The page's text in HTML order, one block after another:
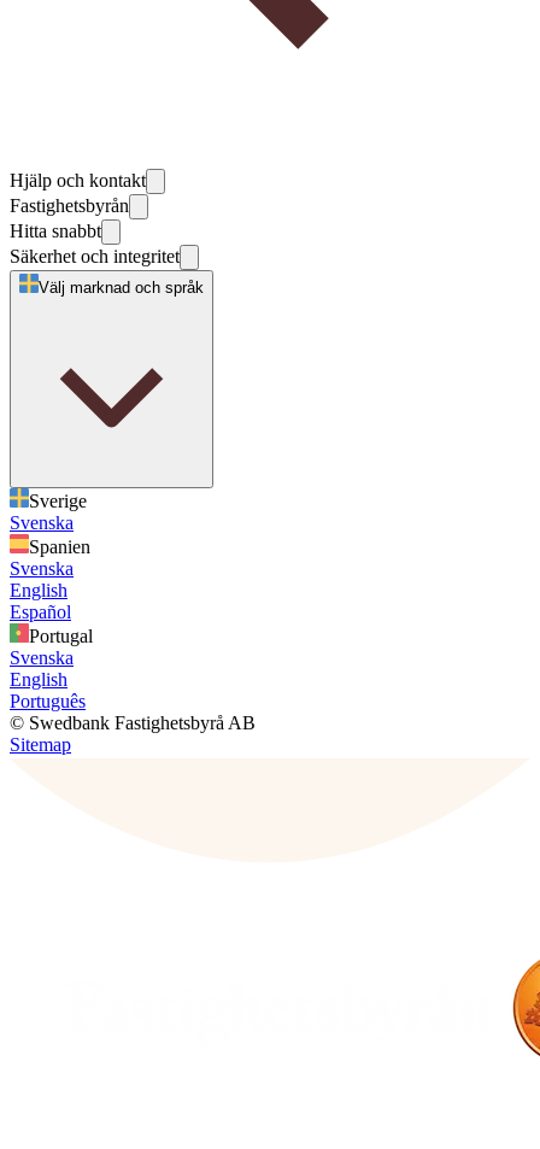
Hjälp och kontakt
Fastighetsbyrån
Hitta snabbt
Säkerhet och integritet
Välj marknad och språk
Sverige
Svenska
Spanien
Svenska
English
Español
Portugal
Svenska
English
Português
© Swedbank Fastighetsbyrå AB
Sitemap